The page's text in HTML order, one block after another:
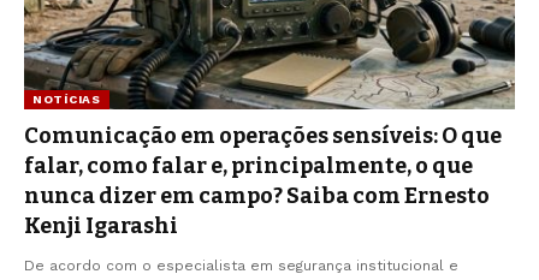
NOTÍCIAS
Comunicação em operações sensíveis: O que
falar, como falar e, principalmente, o que
nunca dizer em campo? Saiba com Ernesto
Kenji Igarashi
De acordo com o especialista em segurança institucional e